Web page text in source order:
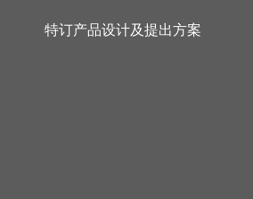
特订产品设计及提出方案